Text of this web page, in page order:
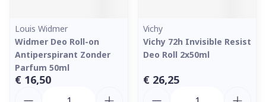
Louis Widmer
Widmer Deo Roll-on
Antiperspirant Zonder
Parfum 50ml
€ 16,50
Vichy
Vichy 72h Invisible Resist
Deo Roll 2x50ml
€ 26,25